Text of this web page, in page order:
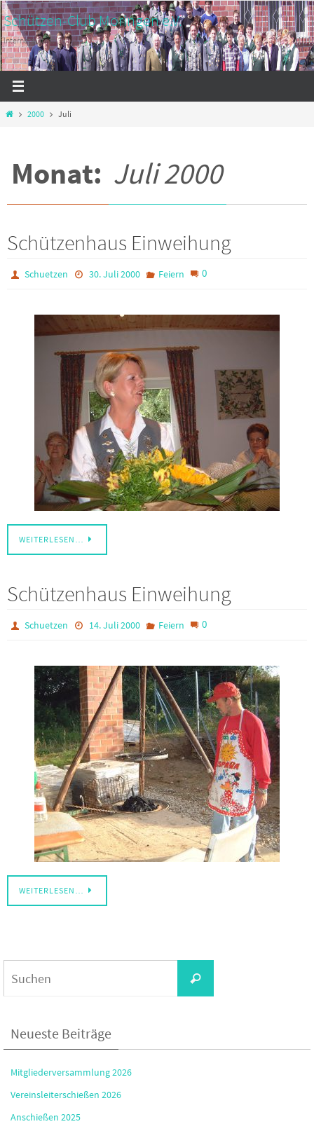
Zum
Inhalt
springen
Schützen-Club Moringen e.V.
Internetauftritt
Start2000 Juli
Monat: Juli 2000
Schützenhaus Einweihung
Schuetzen 30. Juli 2000 Feiern 0
WEITERLESEN…
Schützenhaus Einweihung
Schuetzen 14. Juli 2000 Feiern 0
WEITERLESEN…
Suchen
Neueste Beiträge
Mitgliederversammlung 2026
Vereinsleiterschießen 2026
Anschießen 2025